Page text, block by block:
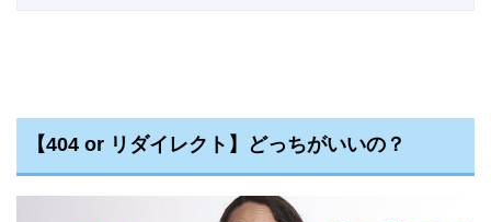
【404 or リダイレクト】どっちがいいの？